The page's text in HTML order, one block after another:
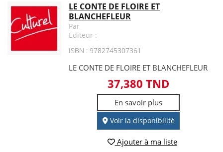
LE CONTE DE FLOIRE ET
BLANCHEFLEUR
Par
Editeur :
ISBN : 9782745307361
LE CONTE DE FLOIRE ET BLANCHEFLEUR
37,380 TND
En savoir plus
Voir la disponibilité
Ajouter à ma liste